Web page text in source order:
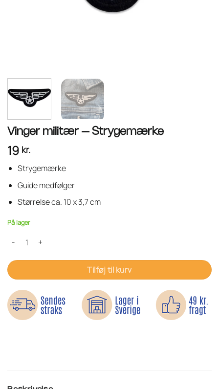
Vinger militær – Strygemærke
19 kr.
Strygemærke
Guide medfølger
Størrelse ca. 10 x 3,7 cm
På lager
Vinger militær - Strygemærke antal
Tilføj til kurv